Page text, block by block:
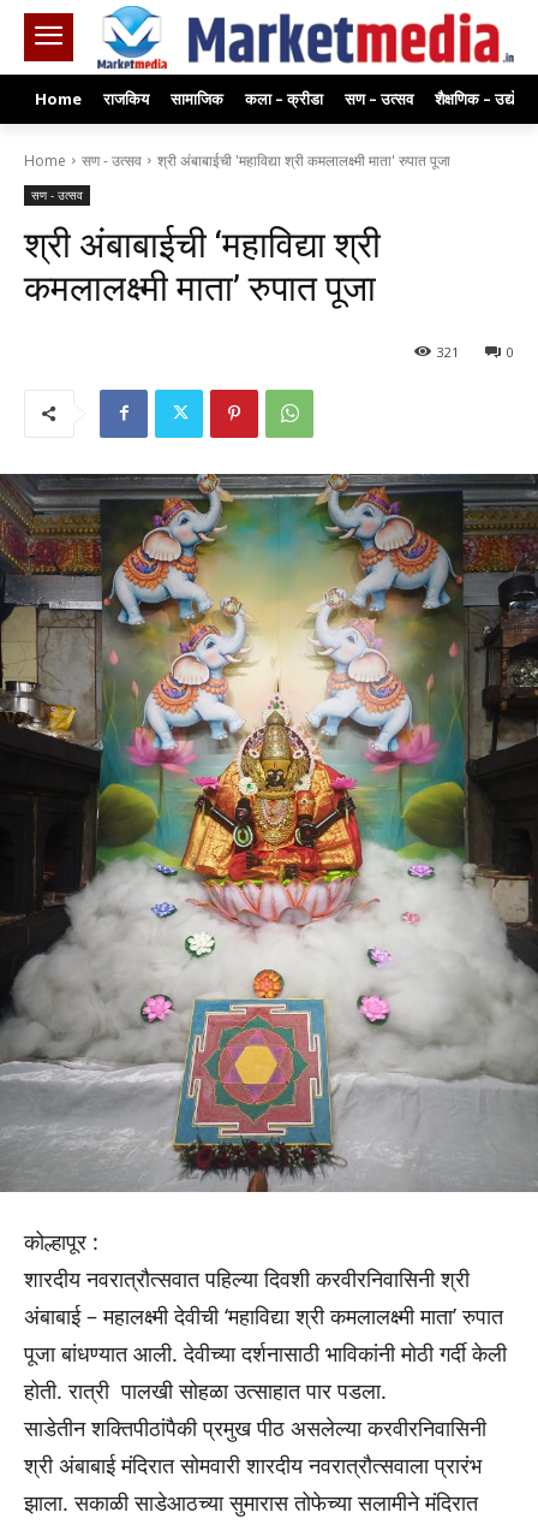
Home राजकिय सामाजिक कला – क्रीडा सण – उत्सव शैक्षणिक – उद्योग
Home सण - उत्सव श्री अंबाबाईची 'महाविद्या श्री कमलालक्ष्मी माता' रुपात पूजा
सण - उत्सव
श्री अंबाबाईची ‘महाविद्या श्री
कमलालक्ष्मी माता’ रुपात पूजा
0
321
कोल्हापूर :
शारदीय नवरात्रौत्सवात पहिल्या दिवशी करवीरनिवासिनी श्री
अंबाबाई – महालक्ष्मी देवीची ‘महाविद्या श्री कमलालक्ष्मी माता’ रुपात
पूजा बांधण्यात आली. देवीच्या दर्शनासाठी भाविकांनी मोठी गर्दी केली
होती. रात्री पालखी सोहळा उत्साहात पार पडला.
साडेतीन शक्तिपीठांपैकी प्रमुख पीठ असलेल्या करवीरनिवासिनी
श्री अंबाबाई मंदिरात सोमवारी शारदीय नवरात्रौत्सवाला प्रारंभ
झाला. सकाळी साडेआठच्या सुमारास तोफेच्या सलामीने मंदिरात